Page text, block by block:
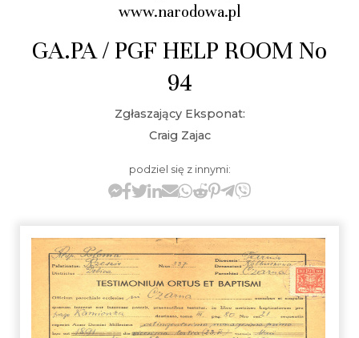
www.narodowa.pl
GA.PA / PGF HELP ROOM No
94
Zgłaszający Eksponat:
Craig Zajac
podziel się z innymi: